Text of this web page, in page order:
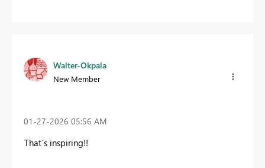
Walter-Okpala
New Member
‎01-27-2026 05:56 AM
That´s inspiring!!